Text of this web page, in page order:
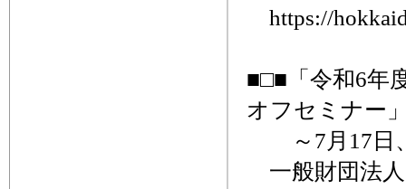
https://
■□■「令和6年
オフセミナー
～7月17日、
一般財団法人